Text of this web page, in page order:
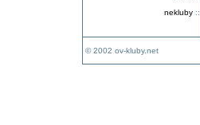
nekluby::
© 2002 ov-kluby.net